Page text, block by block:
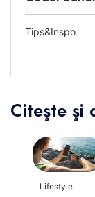
Tips&Inspo
Citeşte şi
Lifestyle